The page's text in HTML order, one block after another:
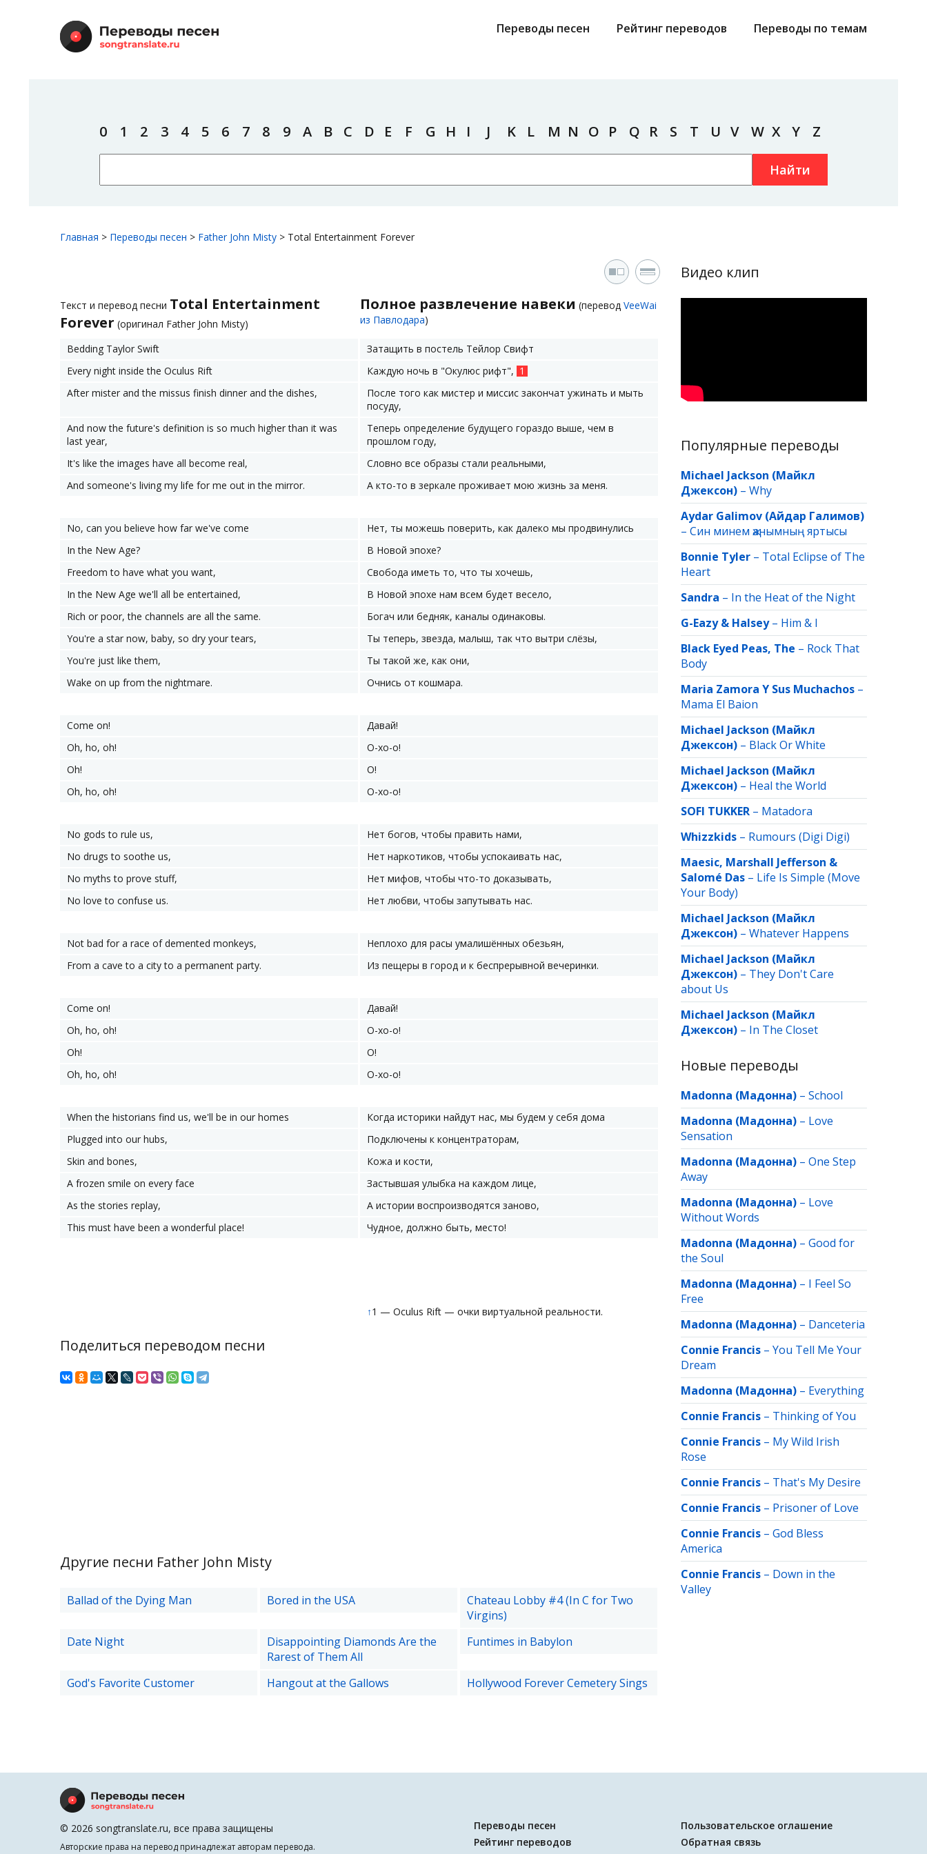
Переводы песен Рейтинг переводов Переводы по темам
0 1 2 3 4 5 6 7 8 9 A B C D E F G H I J K L M N O P Q R S T U V W X Y Z
Найти
Главная > Переводы песен > Father John Misty > Total Entertainment Forever
Текст и перевод песни Total Entertainment
Forever (оригинал Father John Misty)
Полное развлечение навеки (перевод VeeWai
из Павлодара)
Bedding Taylor Swift
Затащить в постель Тейлор Свифт
Every night inside the Oculus Rift
Каждую ночь в "Окулюс рифт", 1
After mister and the missus finish dinner and the dishes,
После того как мистер и миссис закончат ужинать и мыть
посуду,
And now the future's definition is so much higher than it was
last year,
Теперь определение будущего гораздо выше, чем в
прошлом году,
It's like the images have all become real,
Словно все образы стали реальными,
And someone's living my life for me out in the mirror.
А кто-то в зеркале проживает мою жизнь за меня.
No, can you believe how far we've come
Нет, ты можешь поверить, как далеко мы продвинулись
In the New Age?
В Новой эпохе?
Freedom to have what you want,
Свобода иметь то, что ты хочешь,
In the New Age we'll all be entertained,
В Новой эпохе нам всем будет весело,
Rich or poor, the channels are all the same.
Богач или бедняк, каналы одинаковы.
You're a star now, baby, so dry your tears,
Ты теперь, звезда, малыш, так что вытри слёзы,
You're just like them,
Ты такой же, как они,
Wake on up from the nightmare.
Очнись от кошмара.
Come on!
Давай!
Oh, ho, oh!
О-хо-о!
Oh!
О!
Oh, ho, oh!
О-хо-о!
No gods to rule us,
Нет богов, чтобы править нами,
No drugs to soothe us,
Нет наркотиков, чтобы успокаивать нас,
No myths to prove stuff,
Нет мифов, чтобы что-то доказывать,
No love to confuse us.
Нет любви, чтобы запутывать нас.
Not bad for a race of demented monkeys,
Неплохо для расы умалишённых обезьян,
From a cave to a city to a permanent party.
Из пещеры в город и к беспрерывной вечеринки.
Come on!
Давай!
Oh, ho, oh!
О-хо-о!
Oh!
О!
Oh, ho, oh!
О-хо-о!
When the historians find us, we'll be in our homes
Когда историки найдут нас, мы будем у себя дома
Plugged into our hubs,
Подключены к концентраторам,
Skin and bones,
Кожа и кости,
A frozen smile on every face
Застывшая улыбка на каждом лице,
As the stories replay,
А истории воспроизводятся заново,
This must have been a wonderful place!
Чудное, должно быть, место!
↑1 — Oculus Rift — очки виртуальной реальности.
Поделиться переводом песни
Другие песни Father John Misty
Ballad of the Dying Man Bored in the USA
Chateau Lobby #4 (In C for Two
Virgins)
Date Night
Disappointing Diamonds Are the
Rarest of Them All
Funtimes in Babylon
God's Favorite Customer Hangout at the Gallows Hollywood Forever Cemetery Sings
Видео клип
Популярные переводы
Michael Jackson (Майкл
Джексон) – Why
Aydar Galimov (Айдар Галимов)
– Син минем җанымның яртысы
Bonnie Tyler – Total Eclipse of The
Heart
Sandra – In the Heat of the Night
G-Eazy & Halsey– Him & I
Black Eyed Peas, The – Rock That
Body
Maria Zamora Y Sus Muchachos –
Mama El Baion
Michael Jackson (Майкл
Джексон) – Black Or White
Michael Jackson (Майкл
Джексон) – Heal the World
SOFI TUKKER – Matadora
Whizzkids – Rumours (Digi Digi)
Maesic, Marshall Jefferson &
Salomé Das – Life Is Simple (Move
Your Body)
Michael Jackson (Майкл
Джексон) – Whatever Happens
Michael Jackson (Майкл
Джексон) – They Don't Care
about Us
Michael Jackson (Майкл
Джексон) – In The Closet
Новые переводы
Madonna (Мадонна) – School
Madonna (Мадонна) – Love
Sensation
Madonna (Мадонна) – One Step
Away
Madonna (Мадонна) – Love
Without Words
Madonna (Мадонна) – Good for
the Soul
Madonna (Мадонна) – I Feel So
Free
Madonna (Мадонна) – Danceteria
Connie Francis – You Tell Me Your
Dream
Madonna (Мадонна) – Everything
Connie Francis – Thinking of You
Connie Francis – My Wild Irish
Rose
Connie Francis – That's My Desire
Connie Francis – Prisoner of Love
Connie Francis – God Bless
America
Connie Francis – Down in the
Valley
© 2026 songtranslate.ru, все права защищены
Авторские права на перевод принадлежат авторам перевода.
Пользовательское оглашение
Обратная связь
Переводы песен
Рейтинг переводов